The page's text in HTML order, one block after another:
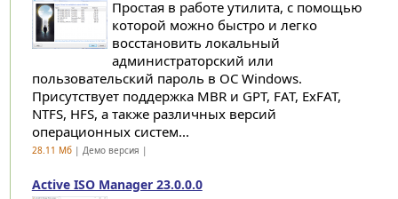
Простая в работе утилита, с помощью
которой можно быстро и легко
восстановить локальный
администраторский или
пользовательский пароль в ОС Windows.
Присутствует поддержка MBR и GPT, FAT, ExFAT,
NTFS, HFS, а также различных версий
операционных систем...
28.11 Мб| Демо версия |
Active ISO Manager 23.0.0.0